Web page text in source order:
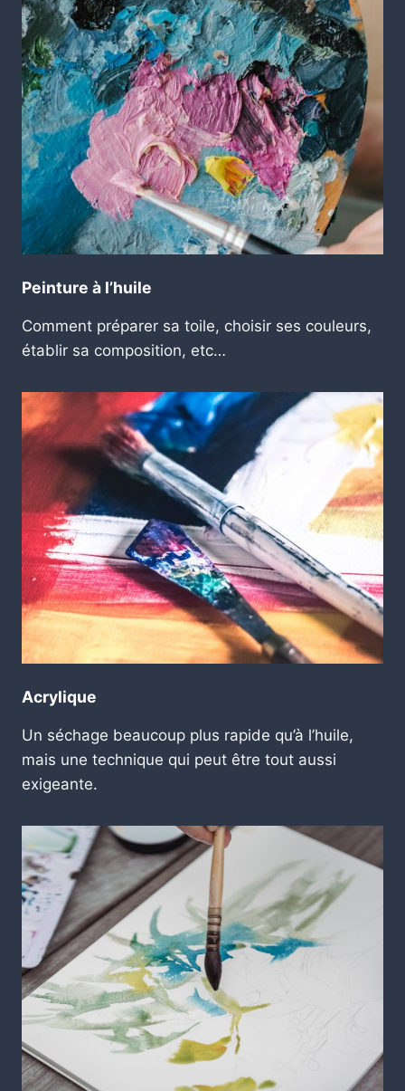
Peinture à l’huile
Comment préparer sa toile, choisir ses couleurs,
établir sa composition, etc…
Acrylique
Un séchage beaucoup plus rapide qu’à l’huile,
mais une technique qui peut être tout aussi
exigeante.